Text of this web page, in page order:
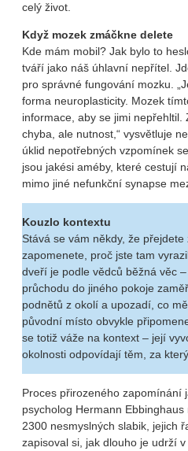
celý život.
Když mozek zmáčkne delete
Kde mám mobil? Jak bylo to
tváří jako náš úhlavní nepřítel.
pro správné fungování mozku.
forma neuroplasticity. Mozek
informace, aby se jimi
chyba, ale nutnost,“ vysvětluje
úklid nepotřebných vzpomínek
jsou jakési améby, které cestují
mimo jiné nefunkční synapse
Kouzlo kontextu
Stává se vám někdy, že
zapomenete, proč jste tam
dveří je podle vědců běžná věc
průchodu do jiného pokoje
podnětů z okolí a upozadí, co
původní místo obvykle
se totiž váže na kontext – její
okolnosti odpovídají těm, za
Proces přirozeného zapomínání
psycholog Hermann
2300 nesmyslných slabik, jejich
zapisoval si, jak dlouho je udrží